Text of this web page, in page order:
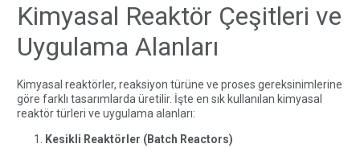
Kimyasal Reaktör Çeşitleri ve
Uygulama Alanları
Kimyasal reaktörler, reaksiyon türüne ve proses gereksinimlerine
göre farklı tasarımlarda üretilir. İşte en sık kullanılan kimyasal
reaktör türleri ve uygulama alanları:
Kesikli Reaktörler (Batch Reactors)